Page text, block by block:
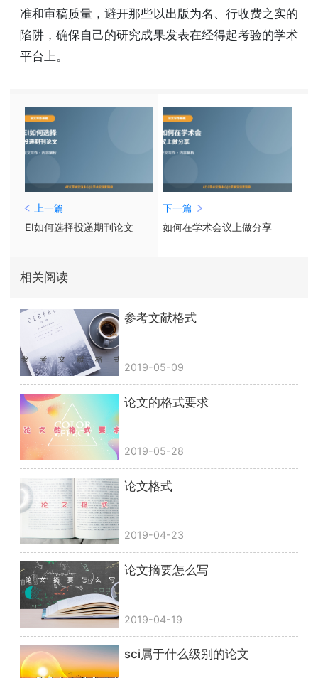
准和审稿质量，避开那些以出版为名、行收费之实的
陷阱，确保自己的研究成果发表在经得起考验的学术
平台上。
上一篇
EI如何选择投递期刊论文
下一篇
如何在学术会议上做分享
相关阅读
参考文献格式
2019-05-09
论文的格式要求
2019-05-28
论文格式
2019-04-23
论文摘要怎么写
2019-04-19
sci属于什么级别的论文